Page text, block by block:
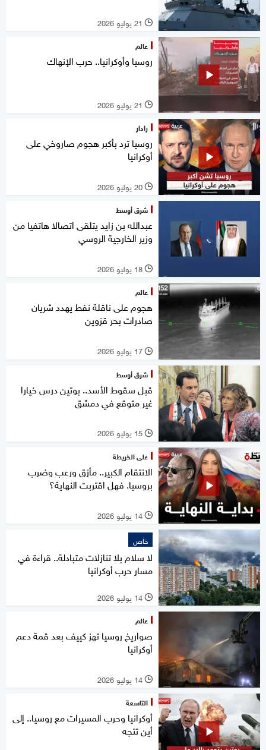
l 21 يوليو 2026
عالم
روسيا وأوكرانيا.. حرب الإنهاك
l 21 يوليو 2026
رادار
روسيا ترد بأكبر هجوم صاروخي على
أوكرانيا
l 20 يوليو 2026
شرق أوسط
عبدالله بن زايد يتلقى اتصالا هاتفيا من
وزير الخارجية الروسي
l 18 يوليو 2026
عالم
هجوم على ناقلة نفط يهدد شريان
صادرات بحر قزوين
l 17 يوليو 2026
شرق أوسط
قبل سقوط الأسد.. بوتين درس خيارا
غير متوقع في دمشق
l 15 يوليو 2026
على الخريطة
الانتقام الكبير.. مأزق ورعب وضرب
بروسيا. فهل اقتربت النهاية؟
l 14 يوليو 2026
خاص
لا سلام بلا تنازلات متبادلة.. قراءة في
مسار حرب أوكرانيا
l 14 يوليو 2026
عالم
صواريخ روسيا تهز كييف بعد قمة دعم
أوكرانيا
l 14 يوليو 2026
التاسعة
أوكرانيا وحرب المسيرات مع روسيا.. إلى
أين تتجه